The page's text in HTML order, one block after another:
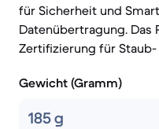
für Sicherheit und
Datenübertragung. Das
Zertifizierung für
Gewicht (Gramm)
185 g